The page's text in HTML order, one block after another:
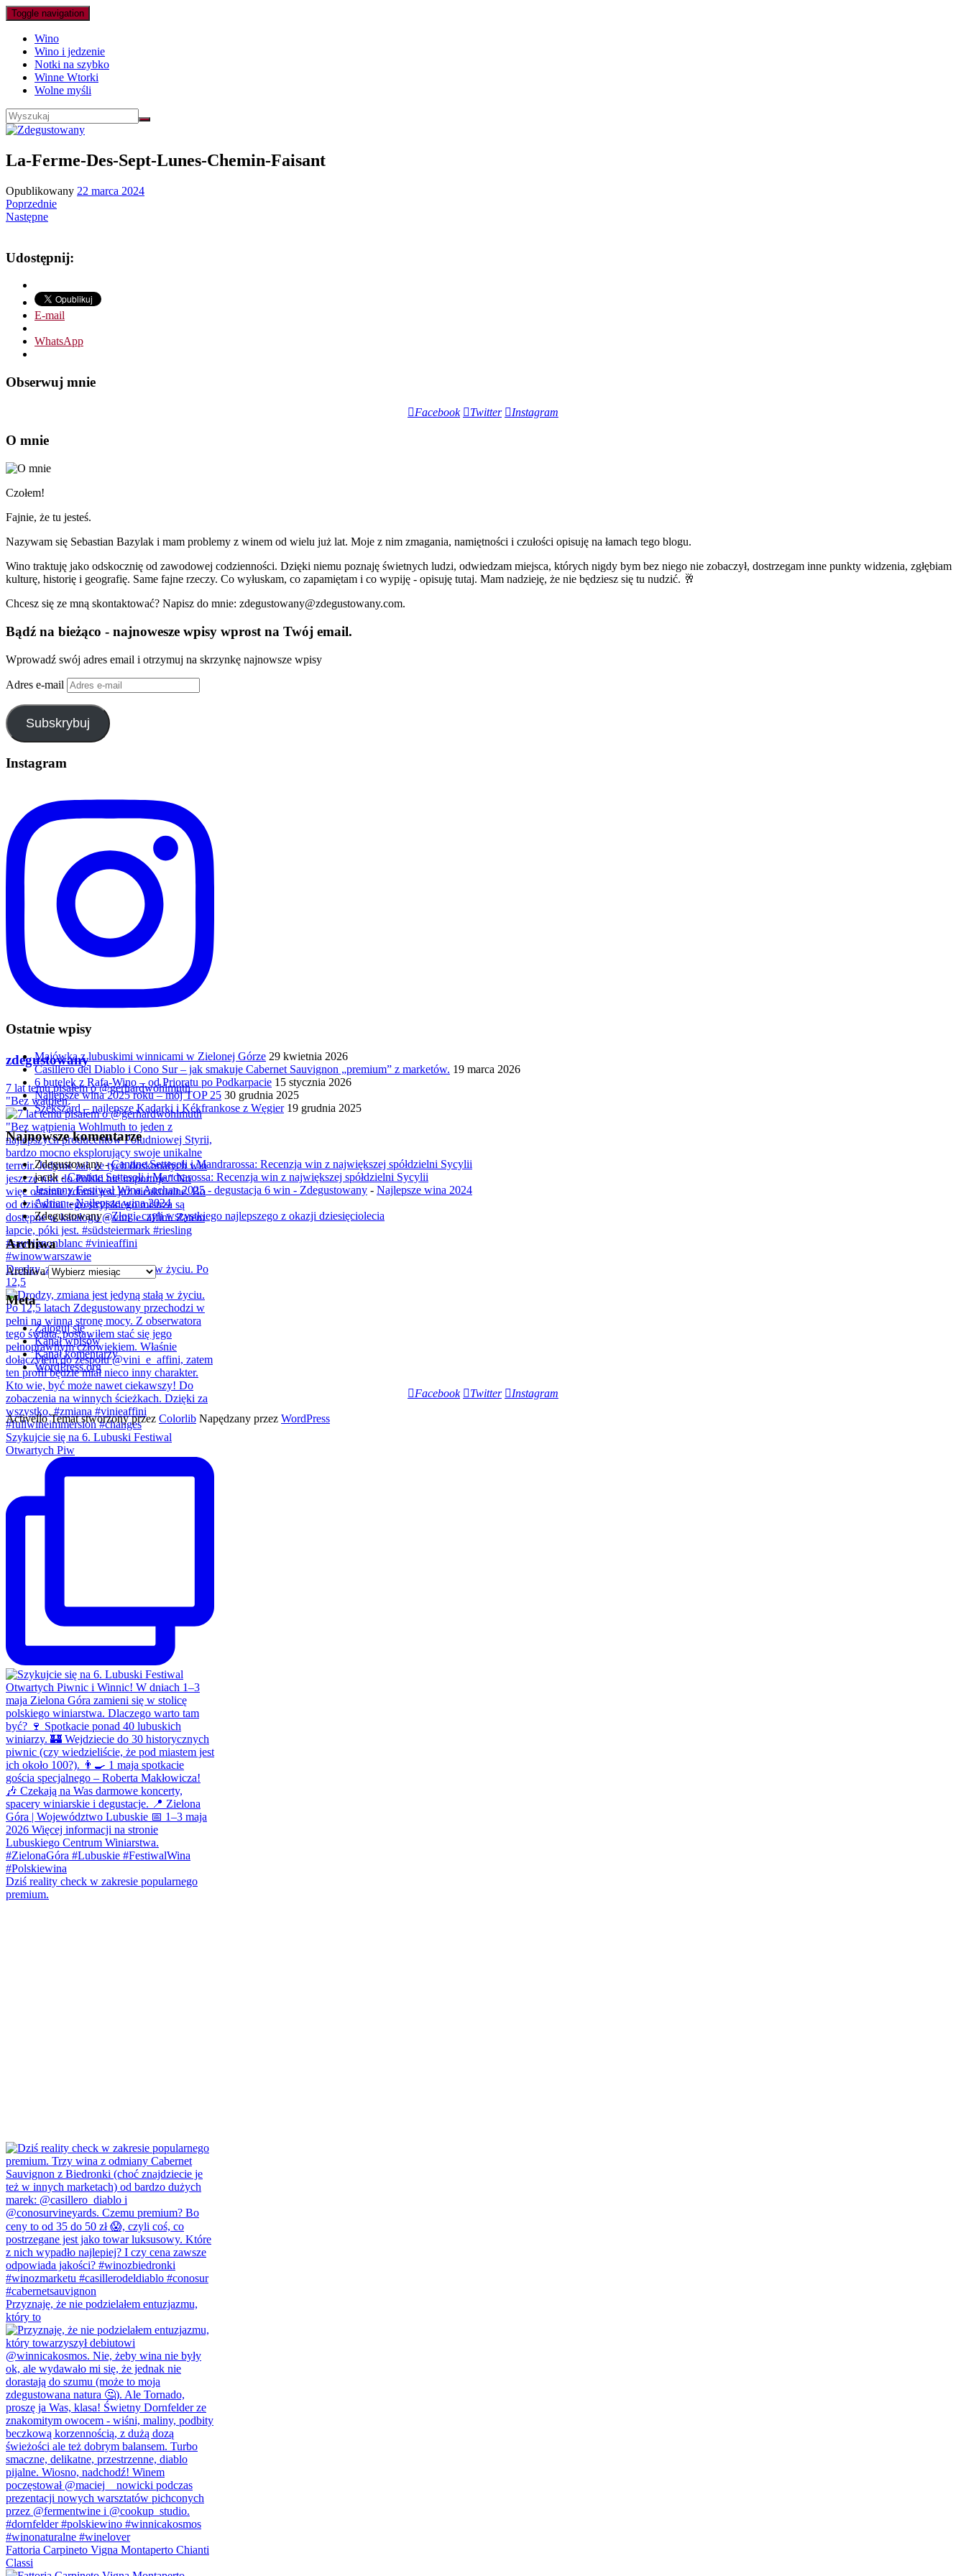
Toggle navigation
Wino
Wino i jedzenie
Notki na szybko
Winne Wtorki
Wolne myśli
La-Ferme-Des-Sept-Lunes-Chemin-Faisant
Opublikowany 22 marca 2024
Poprzednie
Następne
Udostępnij:
E-mail
WhatsApp
Obserwuj mnie
Facebook Twitter Instagram
O mnie
Czołem!
Fajnie, że tu jesteś.
Nazywam się Sebastian Bazylak i mam problemy z winem od wielu już lat. Moje z nim zmagania, namiętności i czułości opisuję na łamach tego blogu.
Wino traktuję jako odskocznię od zawodowej codzienności. Dzięki niemu poznaję świetnych ludzi, odwiedzam miejsca, których nigdy bym bez niego nie zobaczył, dostrzegam inne punkty widzenia, zgłębiam
kulturę, historię i geografię. Same fajne rzeczy. Co wyłuskam, co zapamiętam i co wypiję - opisuję tutaj. Mam nadzieję, że nie będziesz się tu nudzić. 🥂
Chcesz się ze mną skontaktować? Napisz do mnie: zdegustowany@zdegustowany.com.
Bądź na bieżąco - najnowesze wpisy wprost na Twój email.
Wprowadź swój adres email i otrzymuj na skrzynkę najnowsze wpisy
Adres e-mail
Subskrybuj
Instagram
zdegustowany
7 lat temu pisałem o @gerhardwohlmuth
"Bez wątpien
Drodzy, zmiana jest jedyną stałą w życiu. Po
12,5
Szykujcie się na 6. Lubuski Festiwal
Otwartych Piw
Dziś reality check w zakresie popularnego
premium.
Przyznaję, że nie podzielałem entuzjazmu,
który to
Fattoria Carpineto Vigna Montaperto Chianti
Classi
Ostatnie wpisy
Majówka z lubuskimi winnicami w Zielonej Górze 29 kwietnia 2026
Casillero del Diablo i Cono Sur – jak smakuje Cabernet Sauvignon „premium” z marketów. 19 marca 2026
6 butelek z Rafa-Wino – od Prioratu po Podkarpacie 15 stycznia 2026
Najlepsze wina 2025 roku – mój TOP 25 30 grudnia 2025
Szekszárd – najlepsze Kadarki i Kékfrankose z Węgier 19 grudnia 2025
Najnowsze komentarze
Zdegustowany-Cantine Settesoli i Mandrarossa: Recenzja win z największej spółdzielni Sycylii
jacek -Cantine Settesoli i Mandrarossa: Recenzja win z największej spółdzielni Sycylii
Jesienny Festiwal Wina Auchan 2025 - degustacja 6 win - Zdegustowany - Najlepsze wina 2024
Adrian-Najlepsze wina 2024
Zdegustowany-Złogi, czyli wszystkiego najlepszego z okazji dziesięciolecia
Archiwa
Archiwa
Meta
Zaloguj się
Kanał wpisów
Kanał komentarzy
WordPress.org
Facebook Twitter Instagram
Activello Temat stworzony przez Colorlib Napędzany przez WordPress